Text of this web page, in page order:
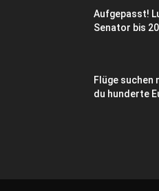
Aufgepasst!
Senator bis
Flüge suchen
du hunderte